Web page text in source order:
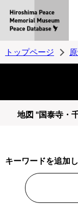
トップページ
地図 "国泰寺・
キーワードを追加